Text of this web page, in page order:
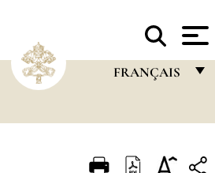
FRANÇAIS
ITALIANO